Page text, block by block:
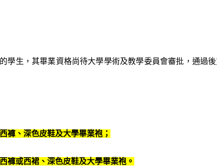
學生，其畢業資格尚待大學學術及教學委員會審批，通過
褲、深色皮鞋及大學畢業袍；
褲或西裙、深色皮鞋及大學畢業袍。